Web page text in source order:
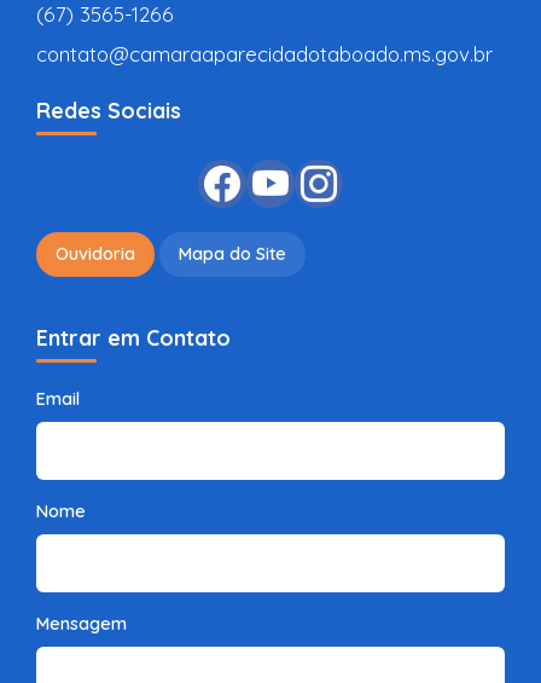
(67) 3565-1266
contato@camaraaparecidadotaboado.ms.gov.br
Redes Sociais
Ouvidoria Mapa do Site
Entrar em Contato
Email
Nome
Mensagem